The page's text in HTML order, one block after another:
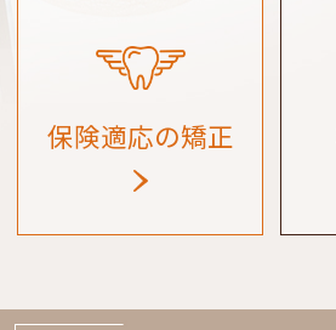
保険適応の矯正